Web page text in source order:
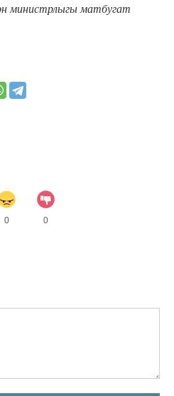
министрлыгы матбугат
0 0